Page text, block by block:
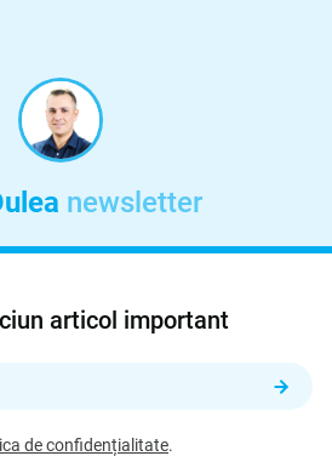
newsletter
articol important
de confidențialitate.